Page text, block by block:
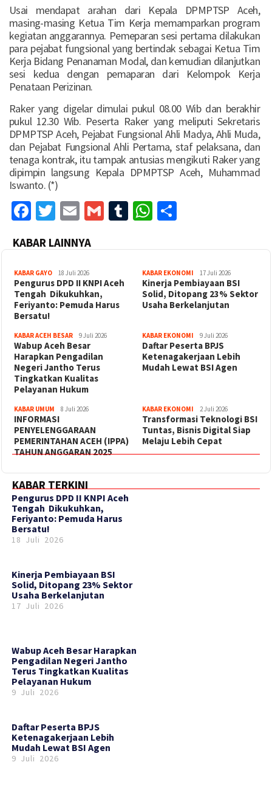
Usai mendapat arahan dari Kepala DPMPTSP Aceh,
masing-masing Ketua Tim Kerja memamparkan program
kegiatan anggarannya. Pemeparan sesi pertama dilakukan
para pejabat fungsional yang bertindak sebagai Ketua Tim
Kerja Bidang Penanaman Modal, dan kemudian dilanjutkan
sesi kedua dengan pemaparan dari Kelompok Kerja
Penataan Perizinan.
Raker yang digelar dimulai pukul 08.00 Wib dan berakhir
pukul 12.30 Wib. Peserta Raker yang meliputi Sekretaris
DPMPTSP Aceh, Pejabat Fungsional Ahli Madya, Ahli Muda,
dan Pejabat Fungsional Ahli Pertama, staf pelaksana, dan
tenaga kontrak, itu tampak antusias mengikuti Raker yang
dipimpin langsung Kepala DPMPTSP Aceh, Muhammad
Iswanto. (*)
Facebook
Twitter
EmailGmailTumblrWhatsApp
KABAR LAINNYA
KABAR GAYO 18 Juli 2026
‎Pengurus DPD II KNPI Aceh
Tengah Dikukuhkan,
Feriyanto: Pemuda Harus
Bersatu!
KABAR EKONOMI 17 Juli 2026
Kinerja Pembiayaan BSI
Solid, Ditopang 23% Sektor
Usaha Berkelanjutan
KABAR ACEH BESAR 9 Juli 2026
Wabup Aceh Besar
Harapkan Pengadilan
Negeri Jantho Terus
Tingkatkan Kualitas
Pelayanan Hukum
KABAR EKONOMI 9 Juli 2026
Daftar Peserta BPJS
Ketenagakerjaan Lebih
Mudah Lewat BSI Agen
KABAR UMUM 8 Juli 2026
INFORMASI
PENYELENGGARAAN
PEMERINTAHAN ACEH (IPPA)
TAHUN ANGGARAN 2025
KABAR EKONOMI 2 Juli 2026
Transformasi Teknologi BSI
Tuntas, Bisnis Digital Siap
Melaju Lebih Cepat
KABAR TERKINI
‎Pengurus DPD II KNPI Aceh
Tengah Dikukuhkan,
Feriyanto: Pemuda Harus
Bersatu!
18 Juli 2026
Kinerja Pembiayaan BSI
Solid, Ditopang 23% Sektor
Usaha Berkelanjutan
17 Juli 2026
Wabup Aceh Besar Harapkan
Pengadilan Negeri Jantho
Terus Tingkatkan Kualitas
Pelayanan Hukum
9 Juli 2026
Daftar Peserta BPJS
Ketenagakerjaan Lebih
Mudah Lewat BSI Agen
9 Juli 2026